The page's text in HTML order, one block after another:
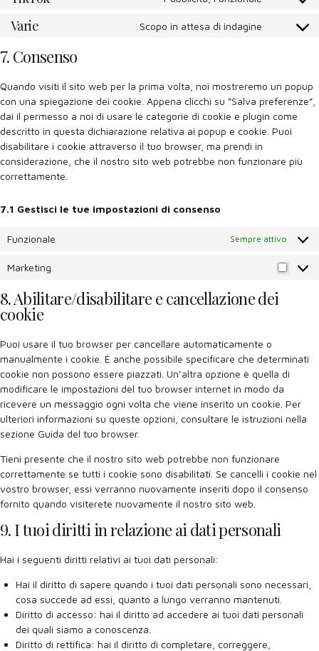
service
whatsapp
Consent
service
Varie Scopo in attesa di indagine
Consent
7. Consenso
Quando visiti il sito web per la prima volta, noi mostreremo un popup
con una spiegazione dei cookie. Appena clicchi su “Salva preferenze”,
dai il permesso a noi di usare le categorie di cookie e plugin come
descritto in questa dichiarazione relativa ai popup e cookie. Puoi
disabilitare i cookie attraverso il tuo browser, ma prendi in
considerazione, che il nostro sito web potrebbe non funzionare più
correttamente.
7.1 Gestisci le tue impostazioni di consenso
Funzionale Sempre attivo
Marketing
8. Abilitare/disabilitare e cancellazione dei
cookie
Puoi usare il tuo browser per cancellare automaticamente o
manualmente i cookie. È anche possibile specificare che determinati
cookie non possono essere piazzati. Un’altra opzione è quella di
modificare le impostazioni del tuo browser internet in modo da
ricevere un messaggio ogni volta che viene inserito un cookie. Per
ulteriori informazioni su queste opzioni, consultare le istruzioni nella
sezione Guida del tuo browser.
Tieni presente che il nostro sito web potrebbe non funzionare
correttamente se tutti i cookie sono disabilitati. Se cancelli i cookie nel
vostro browser, essi verranno nuovamente inseriti dopo il consenso
fornito quando visiterete nuovamente il nostro sito web.
9. I tuoi diritti in relazione ai dati personali
Hai i seguenti diritti relativi ai tuoi dati personali:
Hai il diritto di sapere quando i tuoi dati personali sono necessari,
cosa succede ad essi, quanto a lungo verranno mantenuti.
Diritto di accesso: hai il diritto ad accedere ai tuoi dati personali
dei quali siamo a conoscenza.
Diritto di rettifica: hai il diritto di completare, correggere,